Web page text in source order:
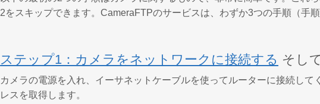
2をスキップできます。CameraFTPのサービスは、わずか3つの手順（手
ステップ1：カメラをネットワークに接続する そし
カメラの電源を入れ、イーサネットケーブルを使ってルーターに接続し
レスを取得します。